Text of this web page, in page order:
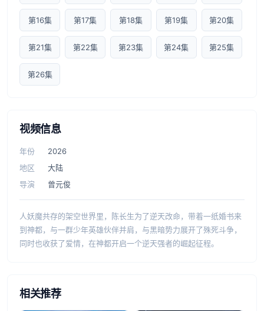
第16集 第17集 第18集 第19集 第20集
第21集 第22集 第23集 第24集 第25集
第26集
视频信息
年份
2026
地区
大陆
导演
曾元俊
人妖魔共存的架空世界里，陈长生为了逆天改命，带着一纸婚书来
到神都，与一群少年英雄伙伴并肩，与黑暗势力展开了殊死斗争，
同时也收获了爱情，在神都开启一个逆天强者的崛起征程。
相关推荐